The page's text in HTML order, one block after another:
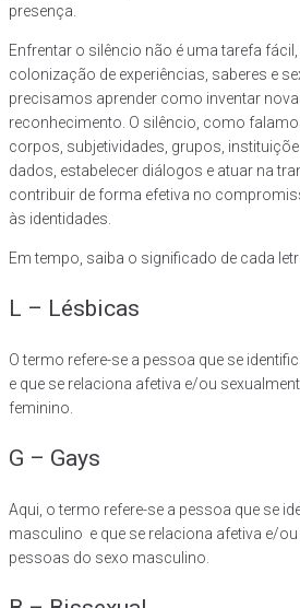
presença.
Enfrentar o silêncio não é uma tarefa
colonização de experiências, saberes e
precisamos aprender como inventar
reconhecimento. O silêncio, como
corpos, subjetividades, grupos,
dados, estabelecer diálogos e atuar na
contribuir de forma efetiva no
às identidades.
Em tempo, saiba o significado de cada
L – Lésbicas
O termo refere-se a pessoa que se
e que se relaciona afetiva e/ou
feminino.
G – Gays
Aqui, o termo refere-se a pessoa que se
masculino e que se relaciona afetiva e/
pessoas do sexo masculino.